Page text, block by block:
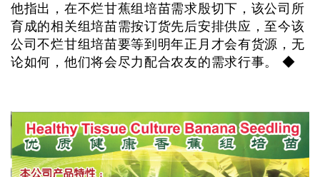
他指出，在不烂甘蕉组培苗需求殷切下，该公司所
育成的相关组培苗需按订货先后安排供应，至今该
公司不烂甘组培苗要等到明年正月才会有货源，无
论如何，他们将会尽力配合农友的需求行事。 ◆